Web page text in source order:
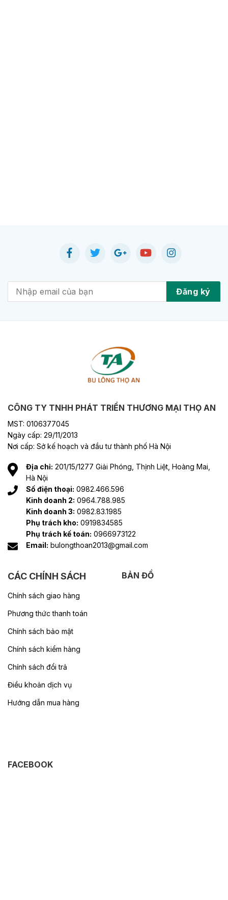
CÔNG TY TNHH PHÁT TRIỂN THƯƠNG MẠI THỌ AN
MST: 0106377045
Ngày cấp: 29/11/2013
Nơi cấp: Sở kế hoạch và đầu tư thành phố Hà Nội
Địa chỉ: 201/15/1277 Giải Phóng, Thịnh Liệt, Hoàng Mai,
Hà Nội
Số điện thoại: 0982.466.596
Kinh doanh 2: 0964.788.985
Kinh doanh 3: 0982.83.1985
Phụ trách kho: 0919834585
Phụ trách kế toán: 0966973122
Email: bulongthoan2013@gmail.com
CÁC CHÍNH SÁCH
Chính sách giao hàng
Phương thức thanh toán
Chính sách bảo mật
Chính sách kiểm hàng
Chính sách đổi trả
Điều khoản dịch vụ
Hướng dẫn mua hàng
BẢN ĐỒ
FACEBOOK